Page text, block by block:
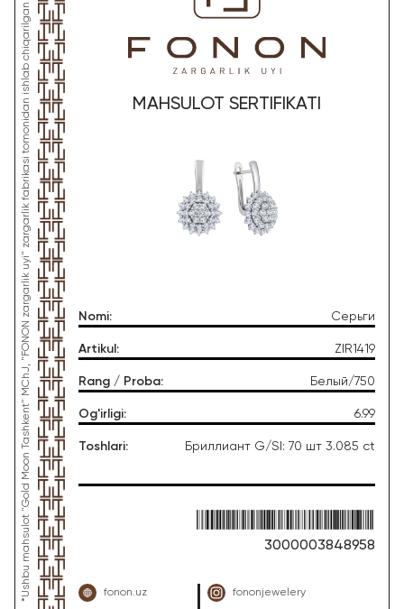
*Ushbu mahsulot "Gold Moon Tashkent" MChJ, "FONON zargarlik uyi" zargarlik fabrikasi tomonidan ishlab chiqarilgan MAHSULOT SERTIFIKATI
Nomi: Серьги
Artikul : ZIR1419
Rang / Proba: Белый/750
Og'irligi: 6.99
Toshlari: Бриллиант G/SI: 70 шт 3.085 ct
3000003848958
fonon.uz fononjewelery